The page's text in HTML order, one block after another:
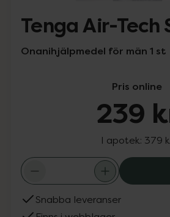
Tenga Air-Tech
Onanihjälpmedel för män 1 st
Pris online
239
I apotek: 379
Snabba leveranser